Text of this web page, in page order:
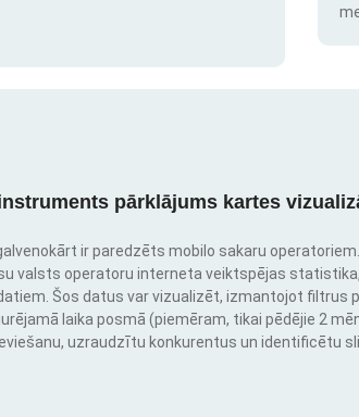
pārklājums kartes
ir paredzēts mobilo sakaru
valsts operatoru interneta veiktspējas
Šos datus var vizualizēt, izmantojot filtrus
laika posmā (piemēram, tikai pēdējie 2
uzraudzītu konkurentus un identificētu